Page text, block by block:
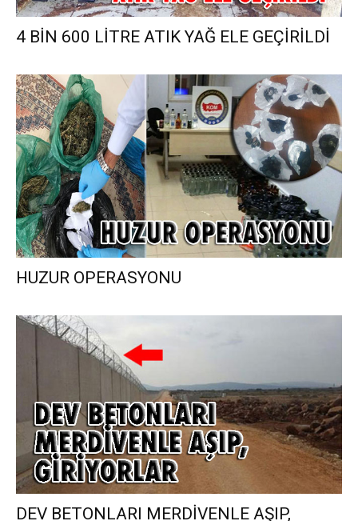
4 BİN 600 LİTRE ATIK YAĞ ELE GEÇİRİLDİ
HUZUR OPERASYONU
DEV BETONLARI MERDİVENLE AŞIP,